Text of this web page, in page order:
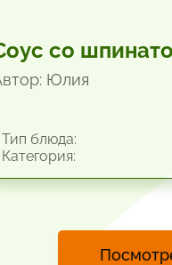
со
Юлия
блюда: